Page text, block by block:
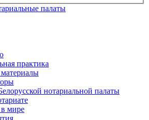
палаты
практика
нотариальной палаты
мире